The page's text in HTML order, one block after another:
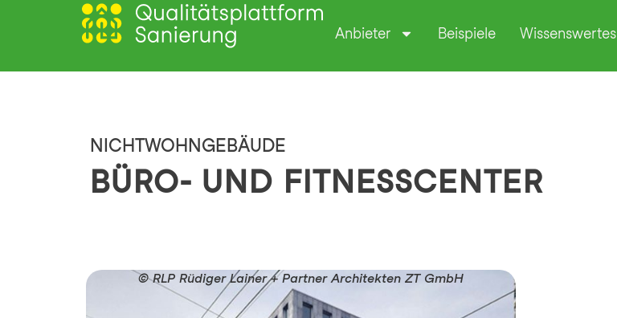
Anbieter Beispiele Wissenswertes
NICHTWOHNGEBÄUDE
BÜRO- UND FITNESSCENTER
© RLP Rüdiger Lainer + Partner Architekten ZT GmbH